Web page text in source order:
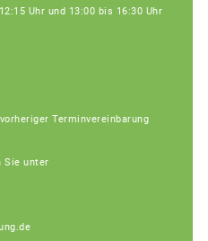
Uhr und 13:00 bis 16:30 Uhr
Terminvereinbarung
Sie unter